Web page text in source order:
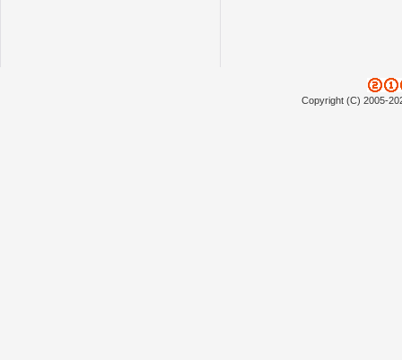
Copyright (C) 2005-